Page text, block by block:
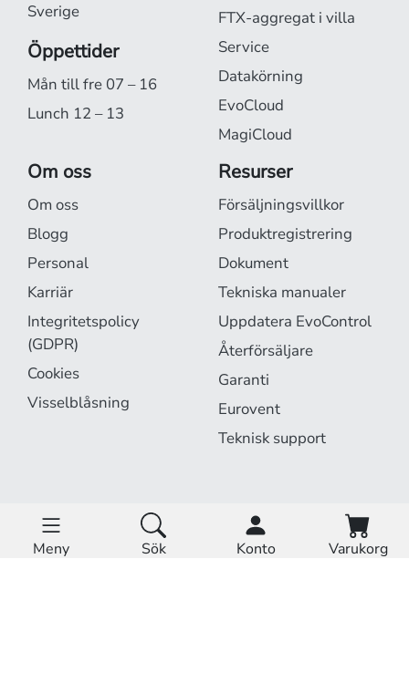
Sverige
Öppettider
Mån till fre 07 – 16
Lunch 12 – 13
FTX-aggregat i villa
Service
Datakörning
EvoCloud
MagiCloud
Om oss
Om oss
Blogg
Personal
Karriär
Integritetspolicy
(GDPR)
Cookies
Visselblåsning
Resurser
Försäljningsvillkor
Produktregistrering
Dokument
Tekniska manualer
Uppdatera EvoControl
Återförsäljare
Garanti
Eurovent
Teknisk support
EvoCloud är online. Driftstatus »
HemMeny Sök Konto Varukorg